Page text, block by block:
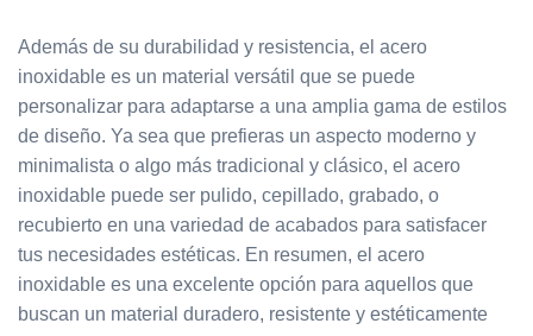
Además de su durabilidad y resistencia, el acero
inoxidable es un material versátil que se puede
personalizar para adaptarse a una amplia gama de estilos
de diseño. Ya sea que prefieras un aspecto moderno y
minimalista o algo más tradicional y clásico, el acero
inoxidable puede ser pulido, cepillado, grabado, o
recubierto en una variedad de acabados para satisfacer
tus necesidades estéticas. En resumen, el acero
inoxidable es una excelente opción para aquellos que
buscan un material duradero, resistente y estéticamente